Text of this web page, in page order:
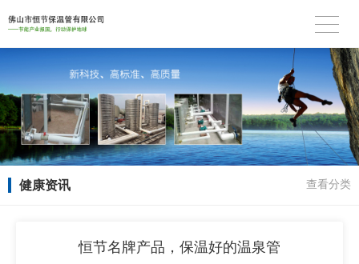
健康资讯 查看分类
恒节名牌产品，保温好的温泉管